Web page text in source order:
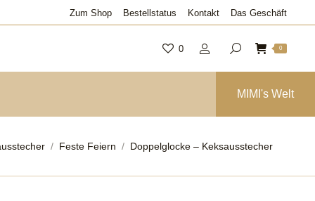
Zum Shop Bestellstatus Kontakt Das Geschäft
0 0
MIMI's Welt
Feste Feiern Doppelglocke – Keksausstecher